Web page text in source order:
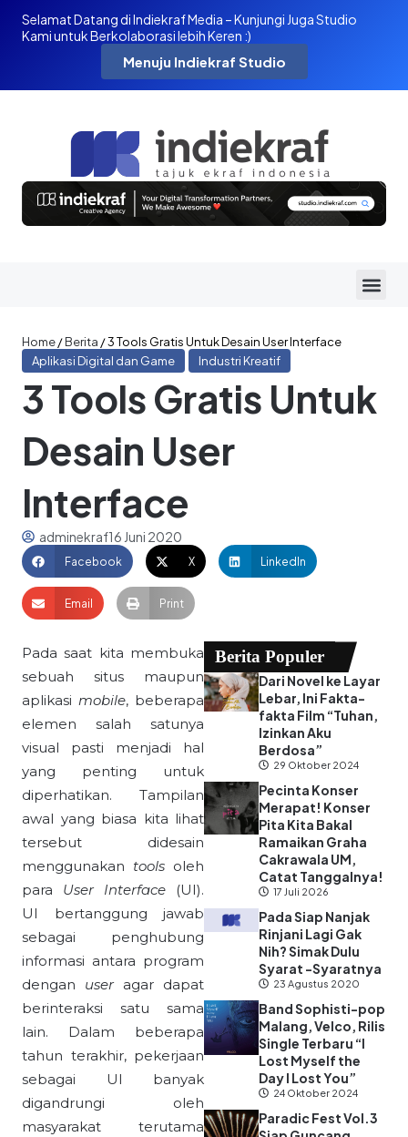
Selamat Datang di Indiekraf Media – Kunjungi Juga Studio
Kami untuk Berkolaborasi lebih Keren :)
Menuju Indiekraf Studio
Home/Berita /3 Tools Gratis Untuk Desain User Interface
Aplikasi Digital dan Game
Industri Kreatif
3 Tools Gratis Untuk
Desain User
Interface
adminekraf16 Juni 2020
Facebook X LinkedIn
Email Print
Pada saat kita membuka
sebuah situs maupun
aplikasi mobile, beberapa
elemen salah satunya
visual pasti menjadi hal
yang penting untuk
diperhatikan. Tampilan
awal yang biasa kita lihat
tersebut didesain
menggunakan tools oleh
para User Interface (UI).
UI bertanggung jawab
sebagai penghubung
informasi antara program
dengan useragar dapat
berinteraksi satu sama
lain. Dalam beberapa
tahun terakhir, pekerjaan
sebagai UI banyak
digandrungi oleh
masyarakat terutama
Berita Populer
Dari Novel ke Layar
Lebar, Ini Fakta-
fakta Film “Tuhan,
Izinkan Aku
Berdosa”
29 Oktober 2024
Pecinta Konser
Merapat! Konser
Pita Kita Bakal
Ramaikan Graha
Cakrawala UM,
Catat Tanggalnya!
17 Juli 2026
Pada Siap Nanjak
Rinjani Lagi Gak
Nih? Simak Dulu
Syarat -Syaratnya
23 Agustus 2020
Band Sophisti-pop
Malang, Velco, Rilis
Single Terbaru “I
Lost Myself the
Day I Lost You”
24 Oktober 2024
Paradic Fest Vol.3